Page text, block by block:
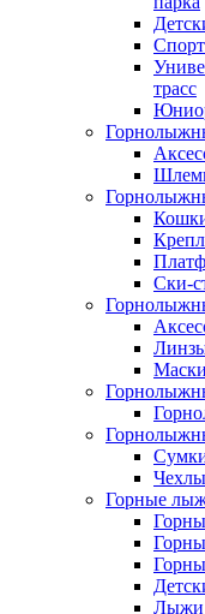
трасс
Ски-
Маски
Горные
Лыжи